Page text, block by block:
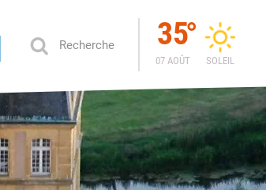
35°
07 AOÛT SOLEIL